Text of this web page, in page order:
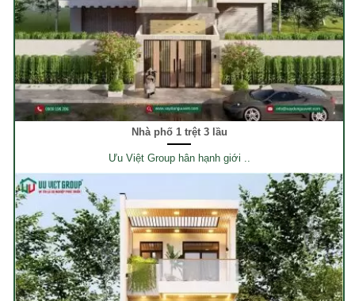
Nhà phố 1 trệt 3 lầu
Ưu Việt Group hân hạnh giới ..